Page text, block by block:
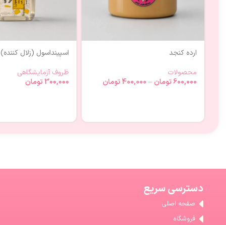
ارده کنجد
محصولات
600,000تومان–
400,000 تومان
اسپینداسول (زلال کننده)
ظروف آزمایشگاهی
300,000 تومان
دسترسی سریع
صفحه اصلی
فروشگاه